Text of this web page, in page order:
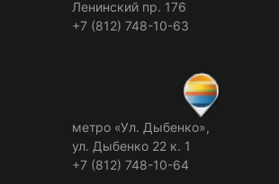
Ленинский пр. 176
+7 (812) 748-10-63
метро «Ул. Дыбенко»,
ул. Дыбенко 22 к. 1
+7 (812) 748-10-64